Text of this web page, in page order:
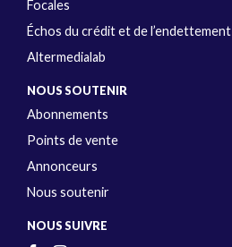
Focales
Échos du crédit et de l’endettement
Altermedialab
NOUS SOUTENIR
Abonnements
Points de vente
Annonceurs
Nous soutenir
NOUS SUIVRE